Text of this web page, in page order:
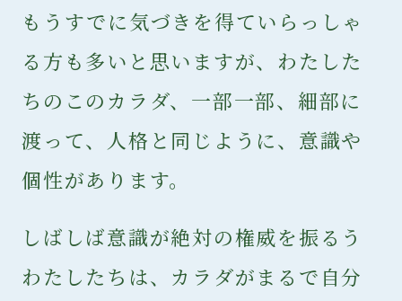
もうすでに気づきを得ていらっしゃ
る方も多いと思いますが、わたした
ちのこのカラダ、一部一部、細部に
渡って、人格と同じように、意識や
個性があります。
しばしば意識が絶対の権威を振るう
わたしたちは、カラダがまるで自分